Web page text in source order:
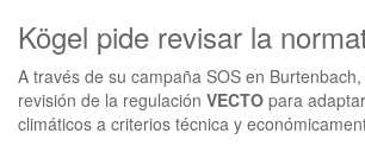
Kögel pide revisar la
A través de su campaña SOS en
revisión de la regulación VECTO para
climáticos a criterios técnica y